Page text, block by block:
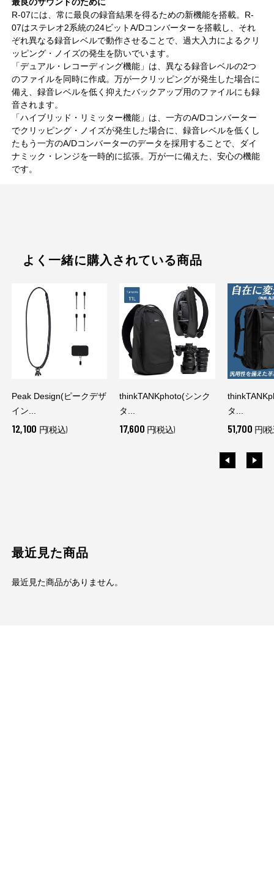
R-07には、常に最良の録音結果を得るための新機能を搭載。R-
07はステレオ2系統の24ビットA/Dコンバーターを搭載し、それ
ぞれ異なる録音レベルで動作させることで、過大入力によるクリ
ッピング・ノイズの発生を防いでいます。
「デュアル・レコーディング機能」は、異なる録音レベルの2つ
のファイルを同時に作成。万が一クリッピングが発生した場合に
備え、録音レベルを低く抑えたバックアップ用のファイルにも録
音されます。
「ハイブリッド・リミッター機能」は、一方のA/Dコンバーター
でクリッピング・ノイズが発生した場合に、録音レベルを低くし
たもう一方のA/Dコンバーターのデータを採用することで、ダイ
ナミック・レンジを一時的に拡張。万が一に備えた、安心の機能
です。
よく一緒に購入されている商品
Peak Design(ピークデザ
イン...
12,100 円(税込)
thinkTANKphoto(シンク
タ...
17,600 円(税込)
タ...
51,700 円(
最近見た商品
最近見た商品がありません。